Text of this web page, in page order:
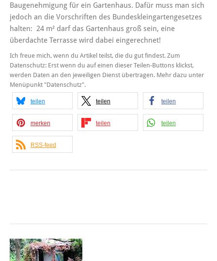
Baugenehmigung für ein Gartenhaus. Dafür muss man sich
jedoch an die Vorschriften des Bundeskleingartengesetzes
halten: 24 m² darf das Gartenhaus groß sein, eine
überdachte Terrasse wird dabei eingerechnet!
Ich freue mich, wenn du Artikel teilst, die du gut findest. Zum
Datenschutz: Erst wenn du auf einen dieser Teilen-Buttons klickst,
werden Daten an den jeweiligen Dienst übertragen. Mehr dazu unter
Menüpunkt "Datenschutz".
teilen teilen teilen
merken teilen teilen
RSS-feed